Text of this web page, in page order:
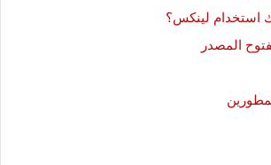
استخدام لينكس؟
المصدر